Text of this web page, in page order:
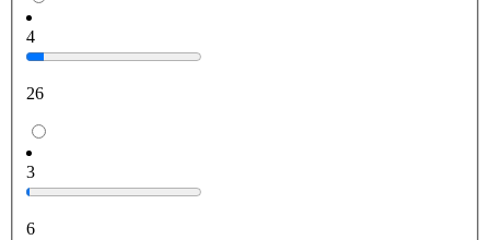
4
26
3
6